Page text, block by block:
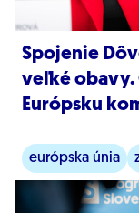
Spojenie
veľké obavy.
Európsku
európska únia